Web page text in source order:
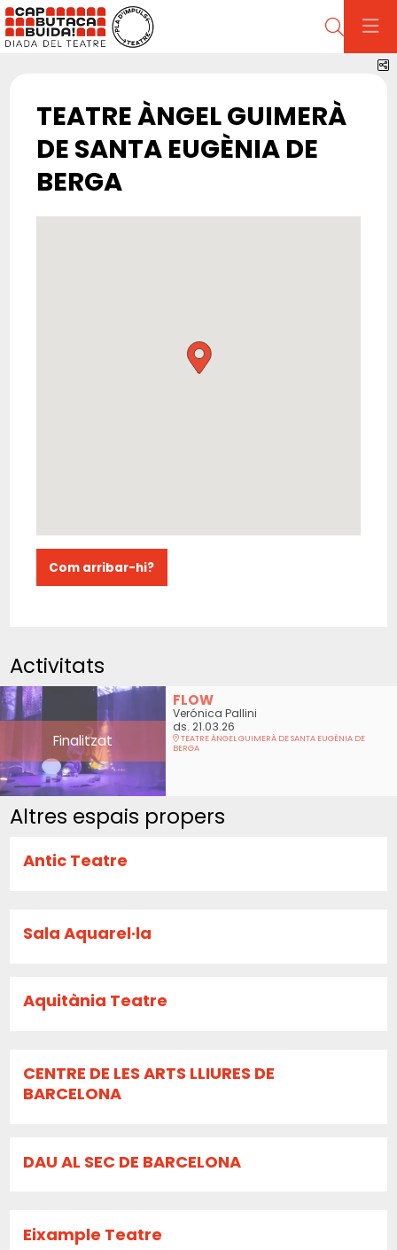
Cerca
TEATRE ÀNGEL GUIMERÀ
DE SANTA EUGÈNIA DE
BERGA
Com arribar-hi?
Activitats
Finalitzat
FLOW
Verónica Pallini
ds. 21.03.26
TEATRE ÀNGEL GUIMERÀ DE SANTA EUGÈNIA DE
BERGA
Altres espais propers
Antic Teatre
Sala Aquarel·la
Aquitània Teatre
CENTRE DE LES ARTS LLIURES DE
BARCELONA
DAU AL SEC DE BARCELONA
Eixample Teatre